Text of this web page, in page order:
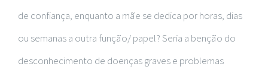
de confiança, enquanto a mãe se dedica por horas, dias
ou semanas a outra função/ papel? Seria a benção do
desconhecimento de doenças graves e problemas